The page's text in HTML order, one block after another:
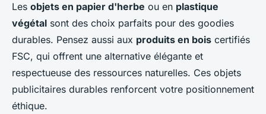
Les objets en papier d'herbe ou en plastique
végétal sont des choix parfaits pour des goodies
durables. Pensez aussi aux produits en bois certifiés
FSC, qui offrent une alternative élégante et
respectueuse des ressources naturelles. Ces objets
publicitaires durables renforcent votre positionnement
éthique.